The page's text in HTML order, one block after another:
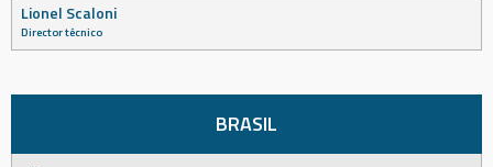
Lionel Scaloni
Director técnico
BRASIL